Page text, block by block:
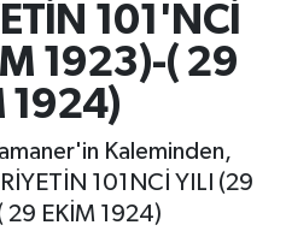
101'NCİ
1923)-( 29
1924)
Kaleminden,
101NCİ YILI (29
29 EKİM 1924)